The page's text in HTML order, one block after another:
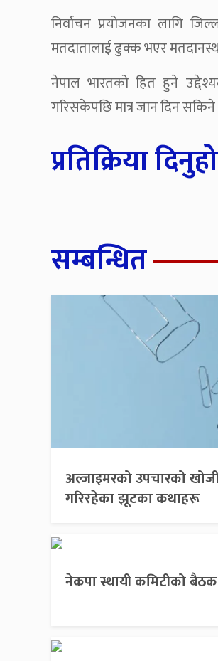
निर्वाचन प्रयोजनका लागि
मतदातालाई ढुक्क भएर
नेपाल भारतको हित हुने
गरिसकेपछि मात्र जान दिन
प्रतिक्रिया
सम्बन्धित
अल्जाइमरको उपचारको
गरिरहेका झूटका कथाहरू
नेकपा स्थायी कमिटीको